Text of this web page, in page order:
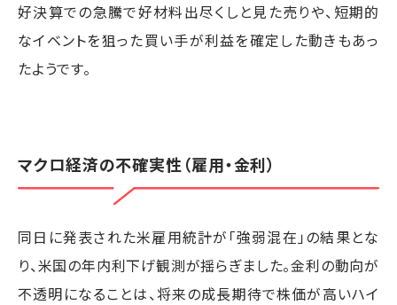
好決算での急騰で好材料出尽くしと見た売りや、短期的
なイベントを狙った買い手が利益を確定した動きもあっ
たようです。
マクロ経済の不確実性（雇用・金利）
同日に発表された米雇用統計が「強弱混在」の結果とな
り、米国の年内利下げ観測が揺らぎました。金利の動向が
不透明になることは、将来の成長期待で株価が高いハイ